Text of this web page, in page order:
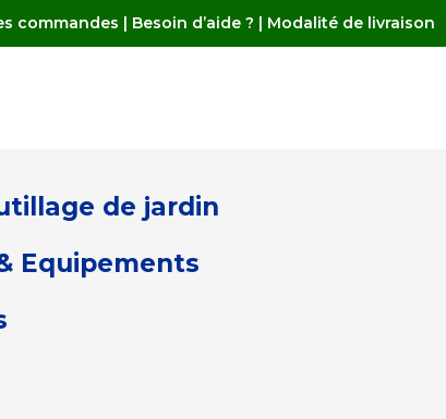
commandes | Besoin d’aide ? | Modalité de livraison
de jardin
Equipements